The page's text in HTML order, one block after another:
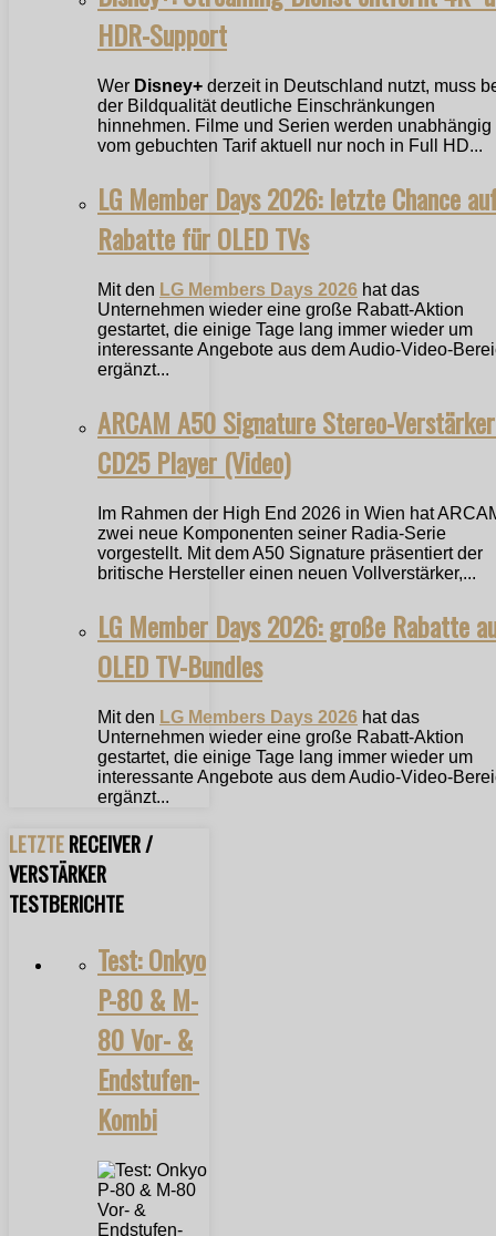
HDR-Support
Wer Disney+ derzeit in Deutschland nutzt, muss
der Bildqualität deutliche Einschränkungen
hinnehmen. Filme und Serien werden unabhängig
vom gebuchten Tarif aktuell nur noch in Full HD...
LG Member Days 2026: letzte Chance
Rabatte für OLED TVs
Mit den LG Members Days 2026 hat das
Unternehmen wieder eine große Rabatt-Aktion
gestartet, die einige Tage lang immer wieder um
interessante Angebote aus dem Audio-Video-
ergänzt...
ARCAM A50 Signature Stereo-
CD25 Player (Video)
Im Rahmen der High End 2026 in Wien hat
zwei neue Komponenten seiner Radia-Serie
vorgestellt. Mit dem A50 Signature präsentiert der
britische Hersteller einen neuen Vollverstärker,...
LG Member Days 2026: große Rabatte
OLED TV-Bundles
Mit den LG Members Days 2026 hat das
Unternehmen wieder eine große Rabatt-Aktion
gestartet, die einige Tage lang immer wieder um
interessante Angebote aus dem Audio-Video-
ergänzt...
LETZTERECEIVER /
VERSTÄRKER
TESTBERICHTE
Test: Onkyo
P-80 & M-
80 Vor- &
Endstufen-
Kombi